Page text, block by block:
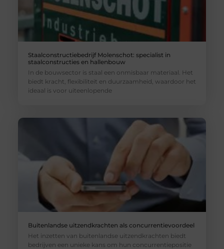
Staalconstructiebedrijf Molenschot: specialist in
staalconstructies en hallenbouw
In de bouwsector is staal een onmisbaar materiaal. Het
biedt kracht, flexibiliteit en duurzaamheid, waardoor het
ideaal is voor uiteenlopende
Buitenlandse uitzendkrachten als concurrentievoordeel
Het inzetten van buitenlandse uitzendkrachten biedt
bedrijven een unieke kans om hun concurrentiepositie